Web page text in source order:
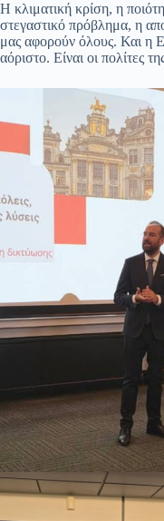
Η κλιματική κρίση, η
στεγαστικό πρόβλημα, η
μας αφορούν όλους. Και η
αόριστο. Είναι οι πολίτες